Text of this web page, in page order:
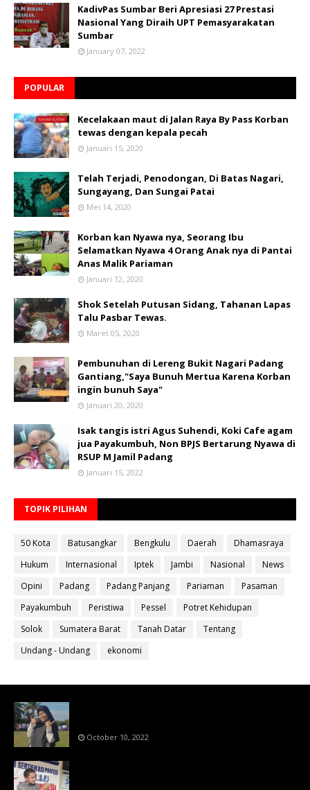
KadivPas Sumbar Beri Apresiasi 27 Prestasi
Nasional Yang Diraih UPT Pemasyarakatan
Sumbar
January 07, 2022
POPULAR
Kecelakaan maut di Jalan Raya By Pass Korban
tewas dengan kepala pecah
Januari 15, 2020
Telah Terjadi, Penodongan, Di Batas Nagari,
Sungayang, Dan Sungai Patai
Mei 14, 2020
Korban kan Nyawa nya, Seorang Ibu
Selamatkan Nyawa 4 Orang Anak nya di Pantai
Anas Malik Pariaman
Januari 12, 2020
Shok Setelah Putusan Sidang, Tahanan Lapas
Talu Pasbar Tewas.
Maret 05, 2020
Pembunuhan di Lereng Bukit Nagari Padang
Gantiang,"Saya Bunuh Mertua Karena Korban
ingin bunuh Saya"
Januari 20, 2020
Isak tangis istri Agus Suhendi, Koki Cafe agam
jua Payakumbuh, Non BPJS Bertarung Nyawa di
RSUP M Jamil Padang
Januari 15, 2022
TOPIK PILIHAN
50 Kota Batusangkar Bengkulu Daerah
Dhamasraya
Hukum
Internasional Iptek Jambi Nasional
News
Opini
Padang Padang Panjang Pariaman
Pasaman
Payakumbuh
Peristiwa Pessel
Potret Kehidupan
Solok
Sumatera Barat Tanah Datar
Tentang
Undang - Undang
ekonomi
October 10, 2022